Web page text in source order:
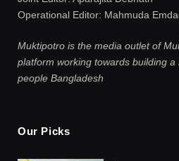
Operational Editor: Mahmuda
Muktipotro is the media outlet of
platform working towards building
people Bangladesh
Our Picks